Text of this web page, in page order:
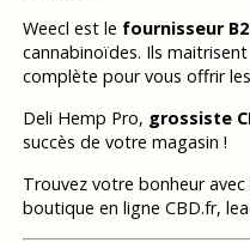
Weecl est le fournisseur
cannabinoïdes. Ils
complète pour vous offrir
Deli Hemp Pro, grossiste
succès de votre magasin !
Trouvez votre bonheur avec
boutique en ligne CBD.fr,